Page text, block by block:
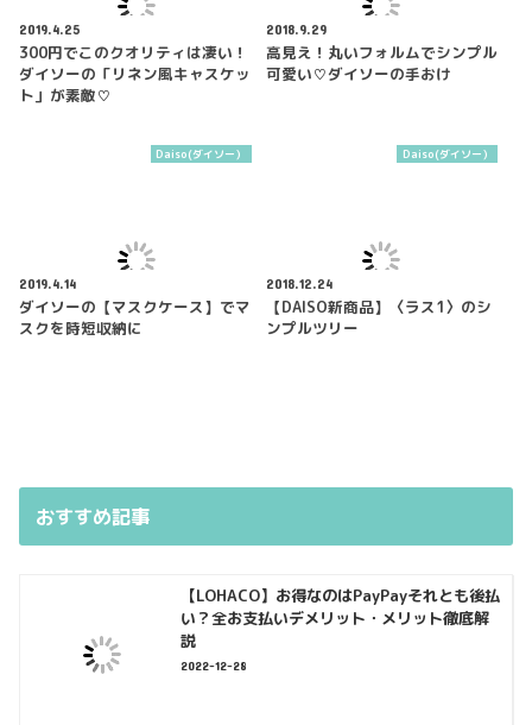
2019.4.25
300円でこのクオリティは凄い！
ダイソーの「リネン風キャスケッ
ト」が素敵♡
2018.9.29
高見え！丸いフォルムでシンプル
可愛い♡ダイソーの手おけ
Daiso(ダイソー）
2019.4.14
ダイソーの【マスクケース】でマ
スクを時短収納に
Daiso(ダイソー）
2018.12.24
【DAISO新商品】〈ラス1〉のシ
ンプルツリー
おすすめ記事
【LOHACO】お得なのはPayPayそれとも後払
い？全お支払いデメリット・メリット徹底解
説
2022-12-28